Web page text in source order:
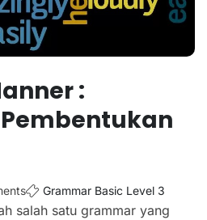
:
Grammar Basic Level 3
salah satu grammar yang